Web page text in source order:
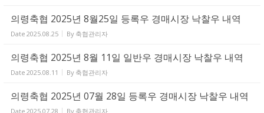
의령축협 2025년 8월25일 등록우 경매시장 낙찰우 내역
Date 2025.08.25 By 축협관리자
의령축협 2025년 8월 11일 일반우 경매시장 낙찰우 내역
Date 2025.08.11 By 축협관리자
의령축협 2025년 07월 28일 등록우 경매시장 낙찰우 내역
Date 2025.07.28 By 축협관리자